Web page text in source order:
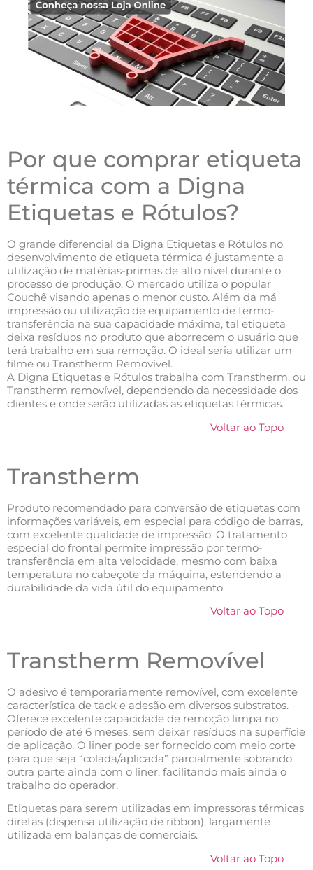
Por que comprar etiqueta
térmica com a Digna
Etiquetas e Rótulos?
O grande diferencial da Digna Etiquetas e Rótulos no
desenvolvimento de etiqueta térmica é justamente a
utilização de matérias-primas de alto nível durante o
processo de produção. O mercado utiliza o popular
Couchê visando apenas o menor custo. Além da má
impressão ou utilização de equipamento de termo-
transferência na sua capacidade máxima, tal etiqueta
deixa resíduos no produto que aborrecem o usuário que
terá trabalho em sua remoção. O ideal seria utilizar um
filme ou Transtherm Removível.
A Digna Etiquetas e Rótulos trabalha com Transtherm, ou
Transtherm removível, dependendo da necessidade dos
clientes e onde serão utilizadas as etiquetas térmicas.
Voltar ao Topo
Transtherm
Produto recomendado para conversão de etiquetas com
informações variáveis, em especial para código de barras,
com excelente qualidade de impressão. O tratamento
especial do frontal permite impressão por termo-
transferência em alta velocidade, mesmo com baixa
temperatura no cabeçote da máquina, estendendo a
durabilidade da vida útil do equipamento.
Voltar ao Topo
Transtherm Removível
O adesivo é temporariamente removível, com excelente
característica de tack e adesão em diversos substratos.
Oferece excelente capacidade de remoção limpa no
período de até 6 meses, sem deixar resíduos na superfície
de aplicação. O liner pode ser fornecido com meio corte
para que seja “colada/aplicada” parcialmente sobrando
outra parte ainda com o liner, facilitando mais ainda o
trabalho do operador.
Etiquetas para serem utilizadas em impressoras térmicas
diretas (dispensa utilização de ribbon), largamente
utilizada em balanças de comerciais.
Voltar ao Topo